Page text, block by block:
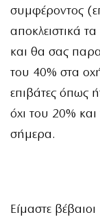
συμφέροντος
αποκλειστικά
και θα σας
του 40% στα
επιβάτες όπως
όχι του 20% και
σήμερα.
Είμαστε